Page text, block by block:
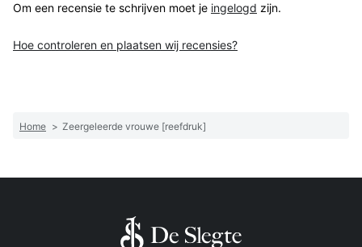
Om een recensie te schrijven moet je ingelogd zijn.
Hoe controleren en plaatsen wij recensies?
Home > Zeergeleerde vrouwe [reefdruk]